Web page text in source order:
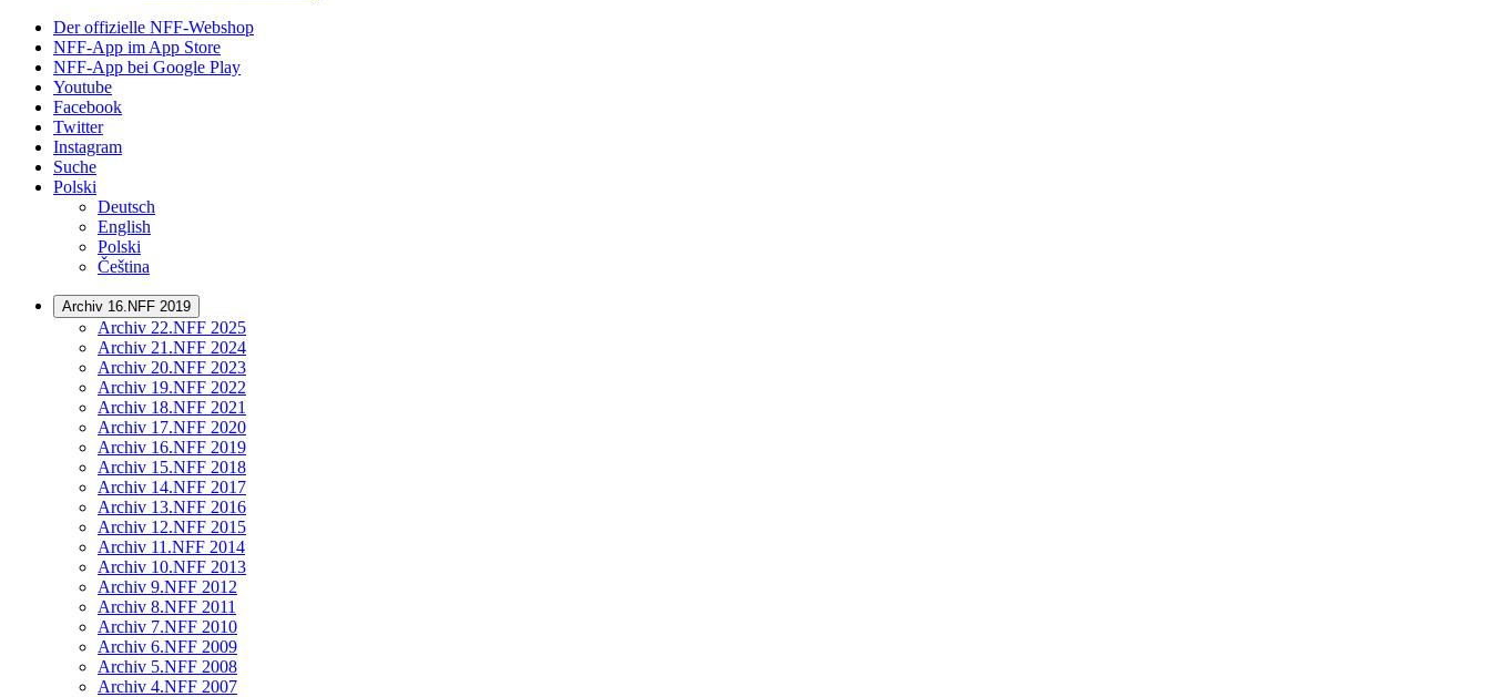
Der offizielle NFF-Webshop
NFF-App im App Store
NFF-App bei Google Play
Youtube
Facebook
Twitter
Instagram
Suche
Polski
Deutsch
English
Polski
Čeština
Archiv 16.NFF 2019
Archiv 22.NFF 2025
Archiv 21.NFF 2024
Archiv 20.NFF 2023
Archiv 19.NFF 2022
Archiv 18.NFF 2021
Archiv 17.NFF 2020
Archiv 16.NFF 2019
Archiv 15.NFF 2018
Archiv 14.NFF 2017
Archiv 13.NFF 2016
Archiv 12.NFF 2015
Archiv 11.NFF 2014
Archiv 10.NFF 2013
Archiv 9.NFF 2012
Archiv 8.NFF 2011
Archiv 7.NFF 2010
Archiv 6.NFF 2009
Archiv 5.NFF 2008
Archiv 4.NFF 2007